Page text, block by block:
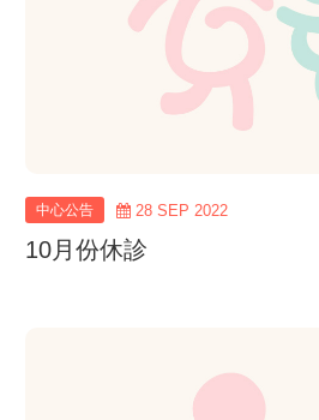
中心公告 28 SEP 2022
10月份休診
view
more